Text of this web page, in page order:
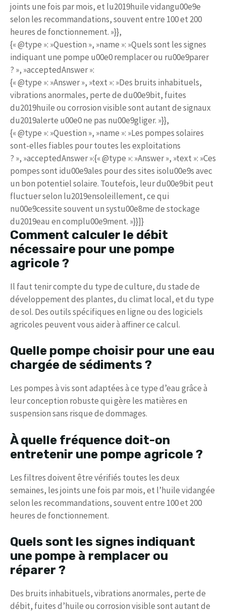
joints une fois par mois, et lu2019huile vidangu00e9e
selon les recommandations, souvent entre 100 et 200
heures de fonctionnement. »}},
{« @type »: »Question », »name »: »Quels sont les signes
indiquant une pompe u00e0 remplacer ou ru00e9parer
? », »acceptedAnswer »:
{« @type »: »Answer », »text »: »Des bruits inhabituels,
vibrations anormales, perte de du00e9bit, fuites
du2019huile ou corrosion visible sont autant de signaux
du2019alerte u00e0 ne pas nu00e9gliger. »}},
{« @type »: »Question », »name »: »Les pompes solaires
sont-elles fiables pour toutes les exploitations
? », »acceptedAnswer »:{« @type »: »Answer », »text »: »Ces
pompes sont idu00e9ales pour des sites isolu00e9s avec
un bon potentiel solaire. Toutefois, leur du00e9bit peut
fluctuer selon lu2019ensoleillement, ce qui
nu00e9cessite souvent un systu00e8me de stockage
du2019eau en complu00e9ment. »}}]}
Comment calculer le débit
nécessaire pour une pompe
agricole ?
Il faut tenir compte du type de culture, du stade de
développement des plantes, du climat local, et du type
de sol. Des outils spécifiques en ligne ou des logiciels
agricoles peuvent vous aider à affiner ce calcul.
Quelle pompe choisir pour une eau
chargée de sédiments ?
Les pompes à vis sont adaptées à ce type d’eau grâce à
leur conception robuste qui gère les matières en
suspension sans risque de dommages.
À quelle fréquence doit-on
entretenir une pompe agricole ?
Les filtres doivent être vérifiés toutes les deux
semaines, les joints une fois par mois, et l’huile vidangée
selon les recommandations, souvent entre 100 et 200
heures de fonctionnement.
Quels sont les signes indiquant
une pompe à remplacer ou
réparer ?
Des bruits inhabituels, vibrations anormales, perte de
débit, fuites d’huile ou corrosion visible sont autant de